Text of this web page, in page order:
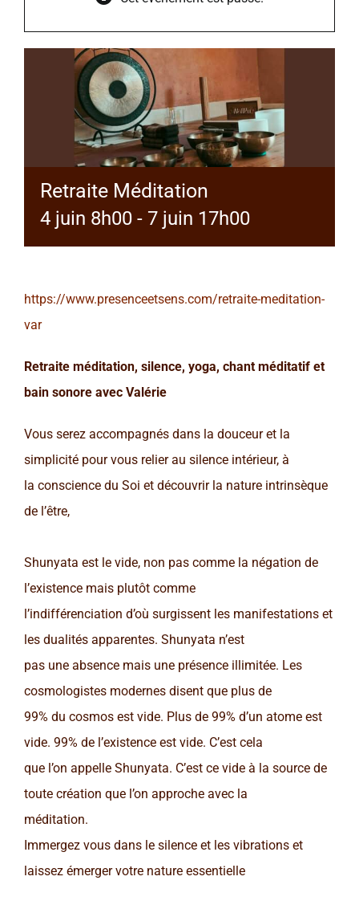
Retraite Méditation
4 juin 8h00 - 7 juin 17h00
https://www.presenceetsens.com/retraite-meditation-
var
Retraite méditation, silence, yoga, chant méditatif et
bain sonore avec Valérie
Vous serez accompagnés dans la douceur et la
simplicité pour vous relier au silence intérieur, à
la conscience du Soi et découvrir la nature intrinsèque
de l’être,
Shunyata est le vide, non pas comme la négation de
l’existence mais plutôt comme
l’indifférenciation d’où surgissent les manifestations et
les dualités apparentes. Shunyata n’est
pas une absence mais une présence illimitée. Les
cosmologistes modernes disent que plus de
99% du cosmos est vide. Plus de 99% d’un atome est
vide. 99% de l’existence est vide. C’est cela
que l’on appelle Shunyata. C’est ce vide à la source de
toute création que l’on approche avec la
méditation.
Immergez vous dans le silence et les vibrations et
laissez émerger votre nature essentielle